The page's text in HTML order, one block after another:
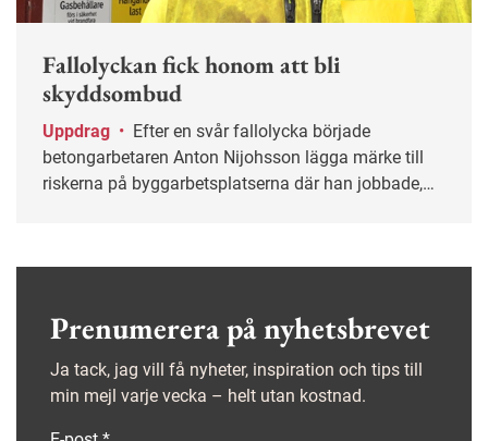
Fallolyckan fick honom att bli
skyddsombud
Uppdrag •
betongarbetaren Anton Nijohsson lägga märke till
riskerna på byggarbetsplatserna där han jobbade,
Prenumerera på nyhetsbrevet
Ja tack, jag vill få nyheter, inspiration och tips till
min mejl varje vecka – helt utan kostnad.